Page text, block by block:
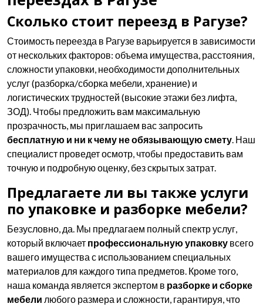
Сколько стоит переезд в Рагузе?
Стоимость переезда в Рагузе варьируется в зависимости
от нескольких факторов: объема имущества, расстояния,
сложности упаковки, необходимости дополнительных
услуг (разборка/сборка мебели, хранение) и
логистических трудностей (высокие этажи без лифта,
ЗОД). Чтобы предложить вам максимальную
прозрачность, мы приглашаем вас запросить
бесплатную и ни к чему не обязывающую смету. Наш
специалист проведет осмотр, чтобы предоставить вам
точную и подробную оценку, без скрытых затрат.
Предлагаете ли вы также услуги
по упаковке и разборке мебели?
Безусловно, да. Мы предлагаем полный спектр услуг,
который включает профессиональную упаковку всего
вашего имущества с использованием специальных
материалов для каждого типа предметов. Кроме того,
наша команда является экспертом в разборке и сборке
мебели любого размера и сложности, гарантируя, что